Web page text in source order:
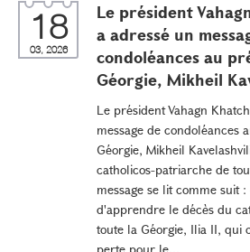
18
03, 2026
Le président
a adressé un
condoléances au
Géorgie, Mikheil
Le président Vahagn
message de condoléances
Géorgie, Mikheil
catholicos-patriarche de
message se lit comme suit
d'apprendre le décès du
toute la Géorgie, Ilia II, qui